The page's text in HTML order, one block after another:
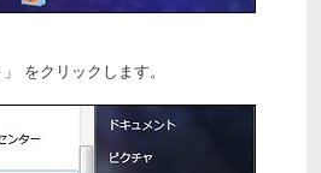
」 をクリックします。